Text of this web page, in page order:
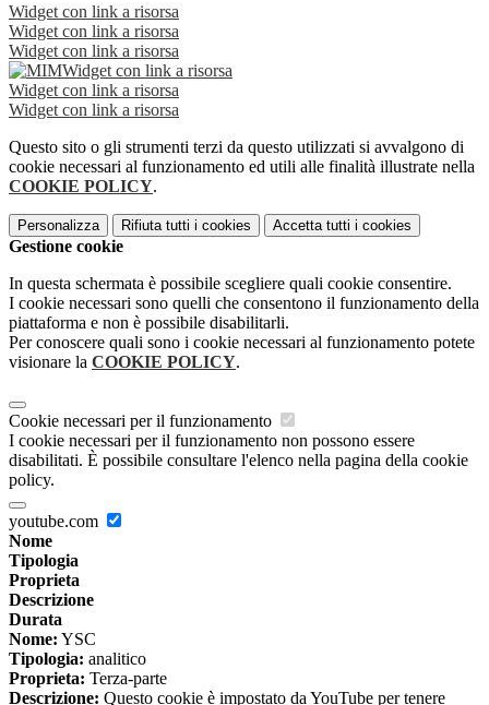
Widget con link a risorsa
Widget con link a risorsa
Widget con link a risorsa
Widget con link a risorsa
Widget con link a risorsa
Widget con link a risorsa
Questo sito o gli strumenti terzi da questo utilizzati si avvalgono di
cookie necessari al funzionamento ed utili alle finalità illustrate nella
COOKIE POLICY.
Personalizza Rifiuta tutti i cookies Accetta tutti i cookies
Gestione cookie
In questa schermata è possibile scegliere quali cookie consentire.
I cookie necessari sono quelli che consentono il funzionamento della
piattaforma e non è possibile disabilitarli.
Per conoscere quali sono i cookie necessari al funzionamento potete
visionare la COOKIE POLICY.
Cookie necessari per il funzionamento
I cookie necessari per il funzionamento non possono essere
disabilitati. È possibile consultare l'elenco nella pagina della cookie
policy.
youtube.com
Nome
Tipologia
Proprieta
Descrizione
Durata
Nome: YSC
Tipologia: analitico
Proprieta: Terza-parte
Descrizione: Questo cookie è impostato da YouTube per tenere